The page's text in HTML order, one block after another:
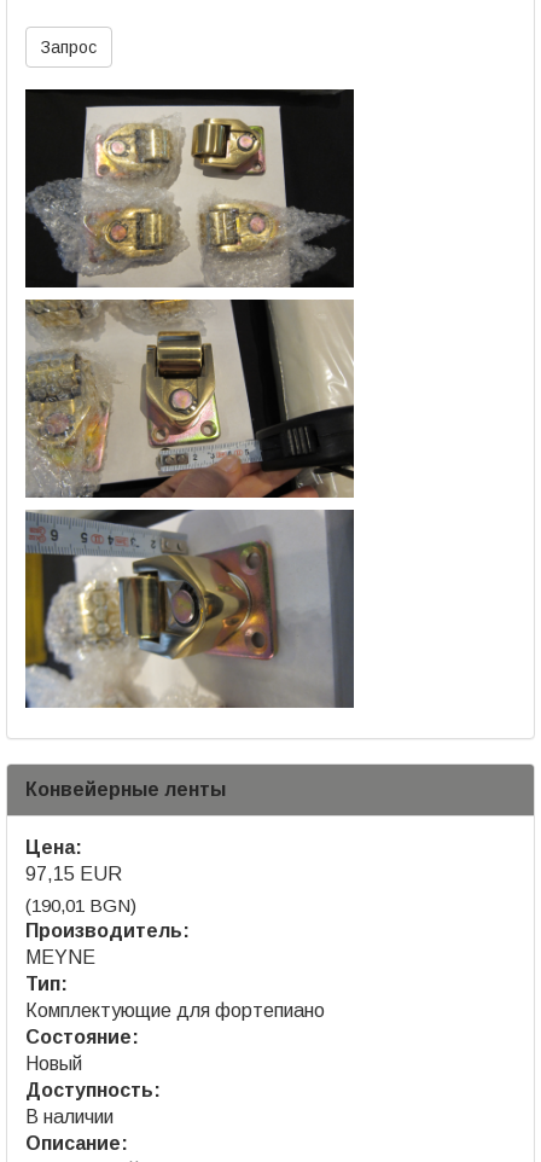
Запрос
Конвейерные ленты
Цена:
97,15 EUR
(190,01 BGN)
Производитель:
MEYNE
Тип:
Комплектующие для фортепиано
Состояние:
Новый
Доступность:
В наличии
Описание: